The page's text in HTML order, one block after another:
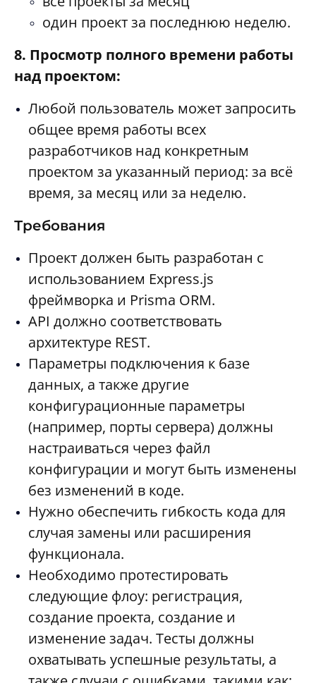
один проект за последнюю неделю.
8. Просмотр полного времени работы
над проектом:
Любой пользователь может запросить
общее время работы всех
разработчиков над конкретным
проектом за указанный период: за всё
время, за месяц или за неделю.
Требования
Проект должен быть разработан с
использованием Express.js
фреймворка и Prisma ORM.
API должно соответствовать
архитектуре REST.
Параметры подключения к базе
данных, а также другие
конфигурационные параметры
(например, порты сервера) должны
настраиваться через файл
конфигурации и могут быть изменены
без изменений в коде.
Нужно обеспечить гибкость кода для
случая замены или расширения
функционала.
Необходимо протестировать
следующие флоу: регистрация,
создание проекта, создание и
изменение задач. Тесты должны
охватывать успешные результаты, а